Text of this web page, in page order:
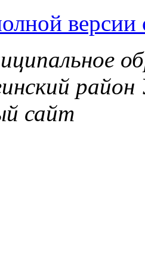
версии
район
сайт